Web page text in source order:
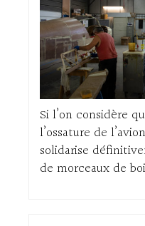
Si l’on considère
l’ossature de
solidarise
de morceaux de